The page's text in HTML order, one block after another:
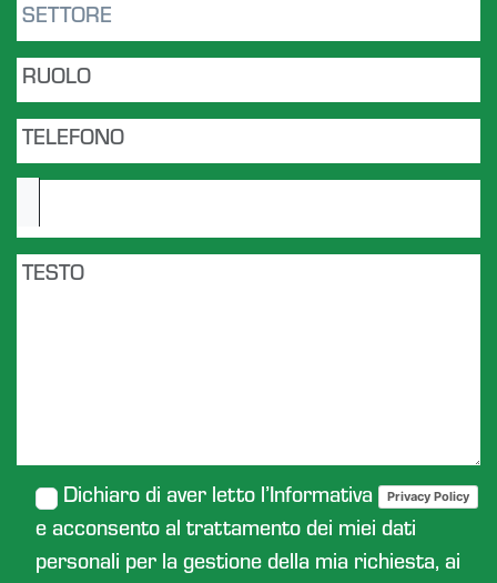
Dichiaro di aver letto l’Informativa Privacy Policy
e acconsento al trattamento dei miei dati
personali per la gestione della mia richiesta, ai